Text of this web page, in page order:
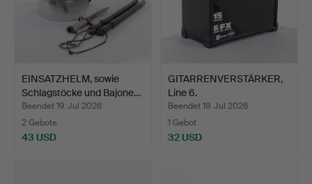
EINSATZHELM, sowie
Schlagstöcke und Bajone…
Beendet 19. Jul 2026
2 Gebote
43 USD
GITARRENVERSTÄRKER,
Line 6.
Beendet 19. Jul 2026
1 Gebot
32 USD